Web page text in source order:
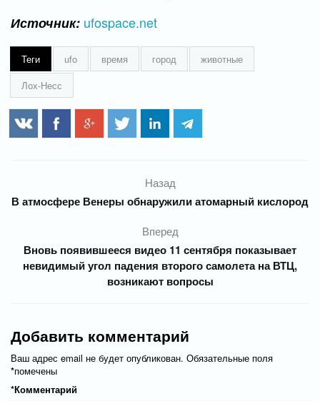
Источник: ufospace.net
Теги ufo время город
животные
Лох-Несс
Назад
В атмосфере Венеры обнаружили атомарный кислород
Вперед
Вновь появившееся видео 11 сентября показывает
невидимый угол падения второго самолета на ВТЦ,
возникают вопросы
Добавить комментарий
Ваш адрес email не будет опубликован. Обязательные поля
помечены
*
Комментарий
*